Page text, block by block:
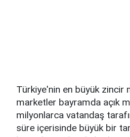
Türkiye'nin en büyük zincir
marketler bayramda açık
milyonlarca vatandaş
süre içerisinde büyük bir